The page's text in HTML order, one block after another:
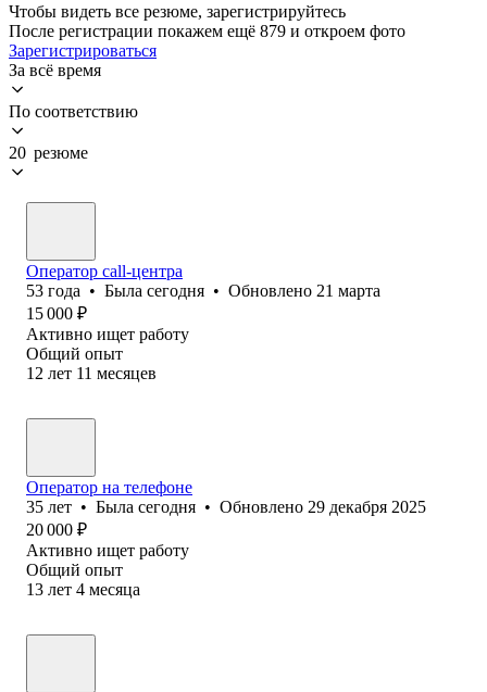
Чтобы видеть все резюме, зарегистрируйтесь
После регистрации покажем ещё 879 и откроем фото
Зарегистрироваться
За всё время
По соответствию
20 резюме
Оператор call-центра
53 года • Была сегодня • Обновлено 21 марта
15 000 ₽
Активно ищет работу
Общий опыт
12 лет 11 месяцев
Оператор на телефоне
35 лет • Была сегодня • Обновлено 29 декабря 2025
20 000 ₽
Активно ищет работу
Общий опыт
13 лет 4 месяца